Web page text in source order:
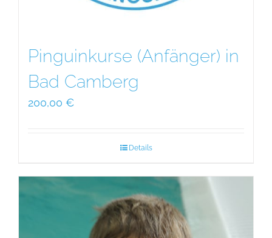
Pinguinkurse (Anfänger) in
Bad Camberg
200,00 €
Details